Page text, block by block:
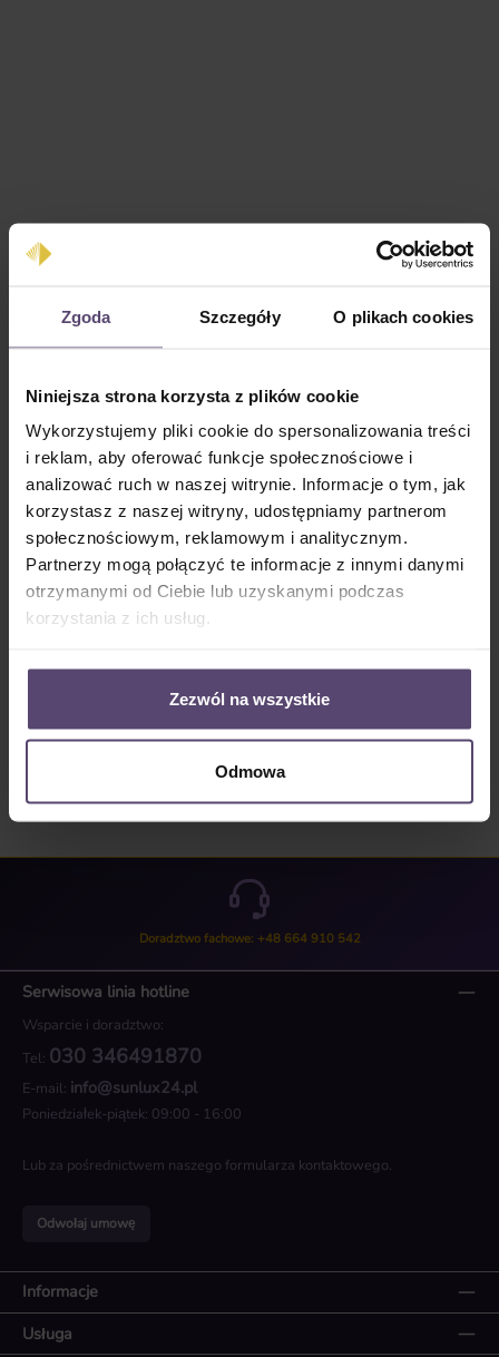
Zgoda Szczegóły O plikach cookies
Niniejsza strona korzysta z plików cookie
Wykorzystujemy pliki cookie do spersonalizowania treści
i reklam, aby oferować funkcje społecznościowe i
analizować ruch w naszej witrynie. Informacje o tym, jak
korzystasz z naszej witryny, udostępniamy partnerom
społecznościowym, reklamowym i analitycznym.
Partnerzy mogą połączyć te informacje z innymi danymi
otrzymanymi od Ciebie lub uzyskanymi podczas
korzystania z ich usług.
Zezwól na wszystkie
Odmowa
Ceny z VAT plus koszty wysyłki
Do koszyka
Numer produktu:MU_PC_3117_PG2
Opis
• Informacje o tkaninie 3117: • 39% Odbicie • 38%
Absorpcja • 23% Przepuszczalność światła • półprzez…
Opinie/Recenzje
Doradztwo fachowe: +48 664 910 542
Serwisowa linia hotline
Wsparcie i doradztwo:
Tel: 030 346491870
E-mail: info@sunlux24.pl
Poniedziałek-piątek: 09:00 - 16:00
Lub za pośrednictwem naszego formularza kontaktowego.
Odwołaj umowę
Informacje
Usługa